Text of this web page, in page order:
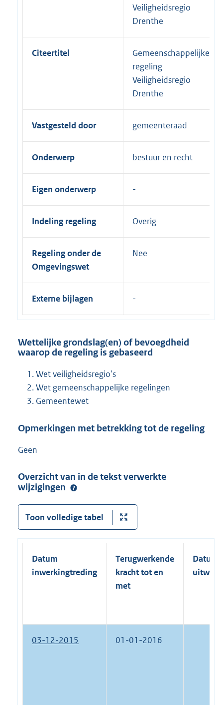
Veiligheidsregio
Drenthe
Citeertitel
Gemeenschappelijke
regeling
Veiligheidsregio
Drenthe
Vastgesteld door gemeenteraad
Onderwerp bestuur en recht
Eigen onderwerp
Indeling regeling Overig
Regeling onder de
Omgevingswet
Nee
Externe bijlagen
Wettelijke grondslag(en) of bevoegdheid
waarop de regeling is gebaseerd
Wet veiligheidsregio's
Wet gemeenschappelijke regelingen
Gemeentewet
Opmerkingen met betrekking tot de regeling
Geen
Overzicht van in de tekst verwerkte
wijzigingen
Toon volledige tabel
Datum
inwerkingtreding
Terugwerkende
kracht tot en
met
Datum
03-12-2015 01-01-2016